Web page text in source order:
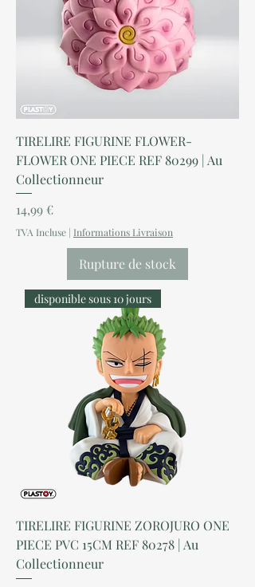
TIRELIRE FIGURINE FLOWER-
FLOWER ONE PIECE REF 80299 | Au
Collectionneur
Prix
14,99 €
TVA Incluse | Informations Livraison
Rupture de stock
disponible sous 10 jours
TIRELIRE FIGURINE ZOROJURO ONE
PIECE PVC 15CM REF 80278 | Au
Collectionneur